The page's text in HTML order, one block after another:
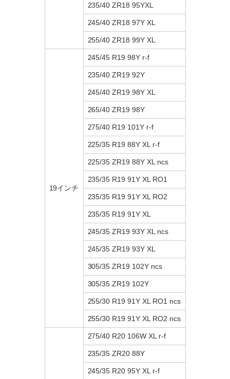
235/40 ZR18 95YXL
245/40 ZR18 97Y XL
255/40 ZR18 99Y XL
19インチ
245/45 R19 98Y r-f
235/40 ZR19 92Y
245/40 ZR19 98Y XL
265/40 ZR19 98Y
275/40 R19 101Y r-f
225/35 R19 88Y XL r-f
225/35 ZR19 88Y XL ncs
235/35 R19 91Y XL RO1
235/35 R19 91Y XL RO2
235/35 R19 91Y XL
245/35 ZR19 93Y XL ncs
245/35 ZR19 93Y XL
305/35 ZR19 102Y ncs
305/35 ZR19 102Y
255/30 R19 91Y XL RO1 ncs
255/30 R19 91Y XL RO2 ncs
275/40 R20 106W XL r-f
235/35 ZR20 88Y
245/35 R20 95Y XL r-f